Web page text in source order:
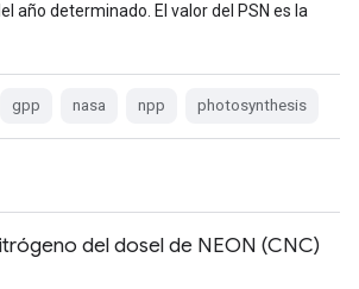
año determinado. El valor del PSN es la
gpp nasa npp photosynthesis
del dosel de NEON (CNC)